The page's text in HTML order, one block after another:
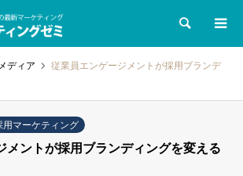
検索
ディア
従業員エンゲージメントが採用ブランデ
用マーケティング
メントが採用ブランディングを変える